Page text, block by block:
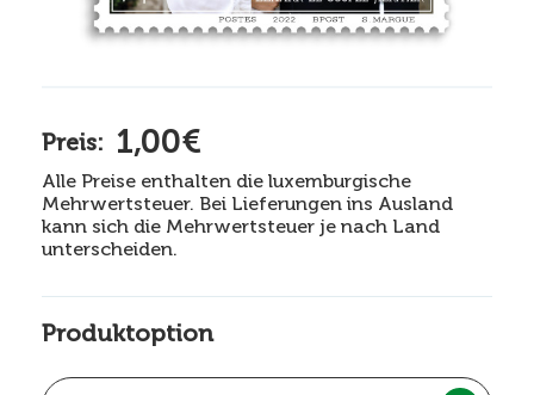
Preis: 1,00€
Alle Preise enthalten die luxemburgische
Mehrwertsteuer. Bei Lieferungen ins Ausland
kann sich die Mehrwertsteuer je nach Land
unterscheiden.
Produktoption